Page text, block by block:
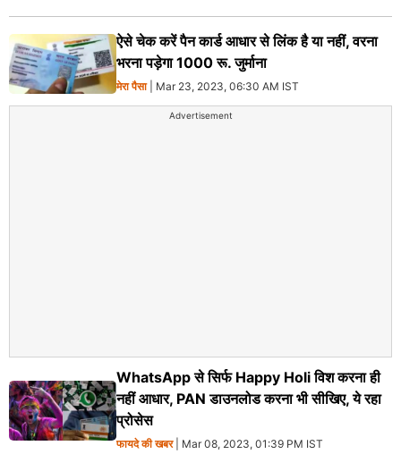
ऐसे चेक करें पैन कार्ड आधार से लिंक है या नहीं, वरना
भरना पड़ेगा 1000 रू. जुर्माना
मेरा पैसा| Mar 23, 2023, 06:30 AM IST
Advertisement
WhatsApp से सिर्फ Happy Holi विश करना ही
नहीं आधार, PAN डाउनलोड करना भी सीखिए, ये रहा
प्रोसेस
फायदे की खबर| Mar 08, 2023, 01:39 PM IST